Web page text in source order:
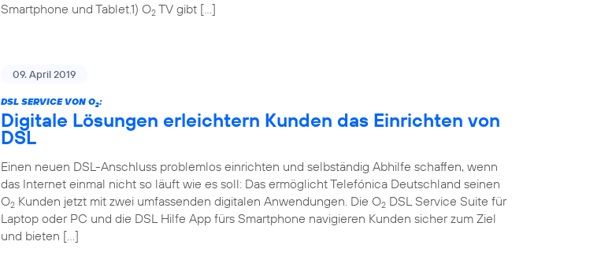
Smartphone und Tablet.1) O2 TV gibt […]
09. April 2019
DSL SERVICE VON O2:
Digitale Lösungen erleichtern Kunden das Einrichten von
DSL
Einen neuen DSL-Anschluss problemlos einrichten und selbständig Abhilfe schaffen, wenn
das Internet einmal nicht so läuft wie es soll: Das ermöglicht Telefónica Deutschland seinen
O2 Kunden jetzt mit zwei umfassenden digitalen Anwendungen. Die O2 DSL Service Suite für
Laptop oder PC und die DSL Hilfe App fürs Smartphone navigieren Kunden sicher zum Ziel
und bieten […]